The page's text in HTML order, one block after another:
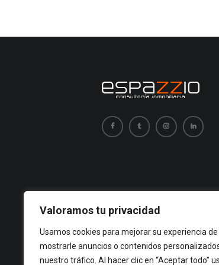
Valoramos tu privacidad
Usamos cookies para mejorar su experiencia
mostrarle anuncios o contenidos
nuestro tráfico. Al hacer clic en “Aceptar todo”